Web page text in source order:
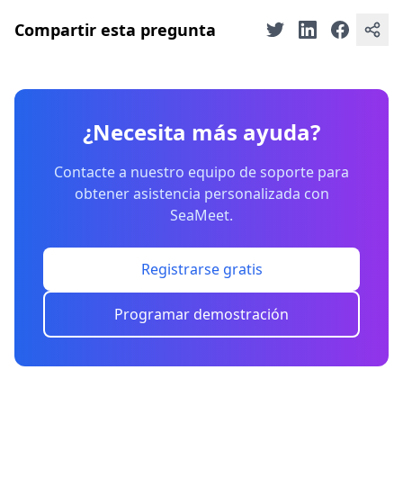
Compartir esta pregunta
¿Necesita más ayuda?
Contacte a nuestro equipo de soporte para
obtener asistencia personalizada con
SeaMeet.
Registrarse gratis
Programar demostración